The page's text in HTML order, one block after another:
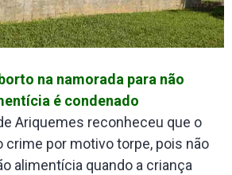
na namorada para não
é condenado
Ariquemes reconheceu que o
por motivo torpe, pois não
alimentícia quando a criança